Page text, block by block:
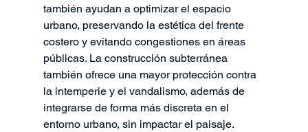
también ayudan a optimizar el espacio
urbano, preservando la estética del frente
costero y evitando congestiones en áreas
públicas. La construcción subterránea
también ofrece una mayor protección contra
la intemperie y el vandalismo, además de
integrarse de forma más discreta en el
entorno urbano, sin impactar el paisaje.